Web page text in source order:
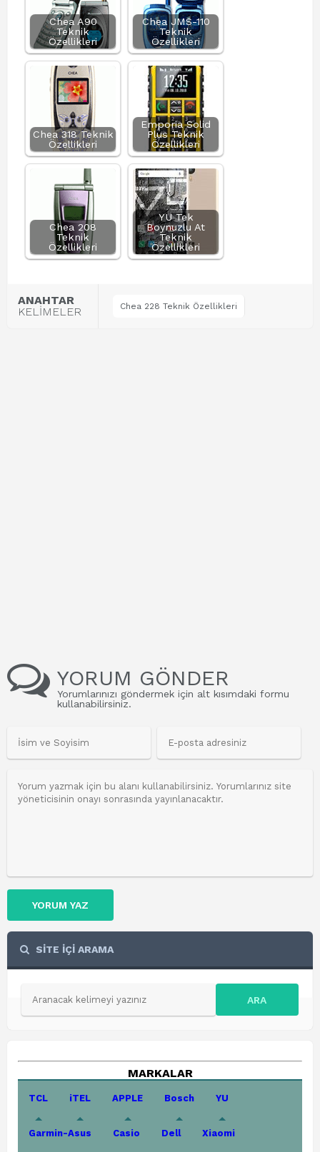
Chea A90
Teknik
Özellikleri
Chea JMS-110
Teknik
Özellikleri
Chea 318 Teknik
Özellikleri
Emporia Solid
Plus Teknik
Özellikleri
Chea 208
Teknik
Özellikleri
YU Tek
Boynuzlu At
Teknik
Özellikleri
ANAHTAR
KELİMELER
Chea 228 Teknik Özellikleri
YORUM GÖNDER
Yorumlarınızı göndermek için alt kısımdaki formu
kullanabilirsiniz.
YORUM YAZ
SİTE İÇİ ARAMA
ARA
MARKALAR
TCL iTEL APPLE Bosch YU
Garmin-Asus Casio Dell Xiaomi